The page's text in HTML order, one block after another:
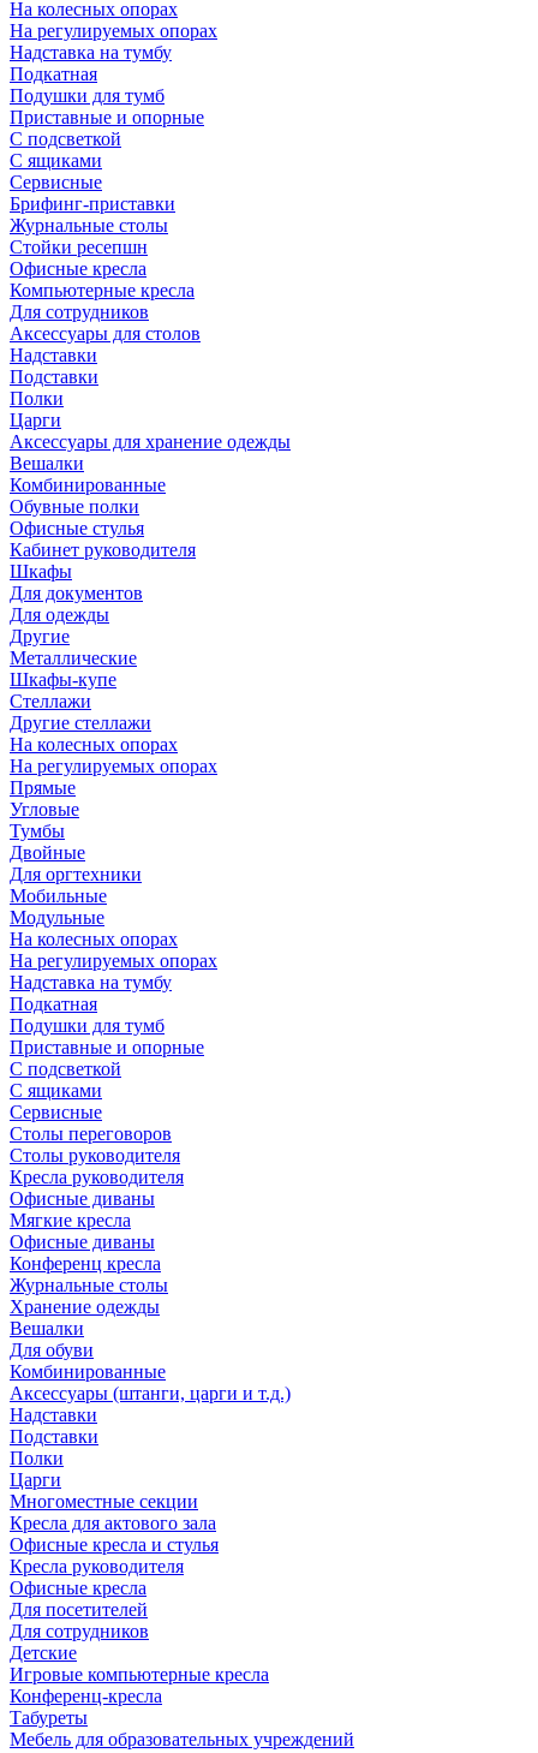
На колесных опорах
На регулируемых опорах
Надставка на тумбу
Подкатная
Подушки для тумб
Приставные и опорные
С подсветкой
С ящиками
Сервисные
Брифинг-приставки
Журнальные столы
Стойки ресепшн
Офисные кресла
Компьютерные кресла
Для сотрудников
Аксессуары для столов
Надставки
Подставки
Полки
Царги
Аксессуары для хранение одежды
Вешалки
Комбинированные
Обувные полки
Офисные стулья
Кабинет руководителя
Шкафы
Для документов
Для одежды
Другие
Металлические
Шкафы-купе
Стеллажи
Другие стеллажи
На колесных опорах
На регулируемых опорах
Прямые
Угловые
Тумбы
Двойные
Для оргтехники
Мобильные
Модульные
На колесных опорах
На регулируемых опорах
Надставка на тумбу
Подкатная
Подушки для тумб
Приставные и опорные
С подсветкой
С ящиками
Сервисные
Столы переговоров
Столы руководителя
Кресла руководителя
Офисные диваны
Мягкие кресла
Офисные диваны
Конференц кресла
Журнальные столы
Хранение одежды
Вешалки
Для обуви
Комбинированные
Аксессуары (штанги, царги и т.д.)
Надставки
Подставки
Полки
Царги
Многоместные секции
Кресла для актового зала
Офисные кресла и стулья
Кресла руководителя
Офисные кресла
Для посетителей
Для сотрудников
Детские
Игровые компьютерные кресла
Конференц-кресла
Табуреты
Мебель для образовательных учреждений